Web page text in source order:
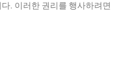
. 이러한 권리를 행사하려면